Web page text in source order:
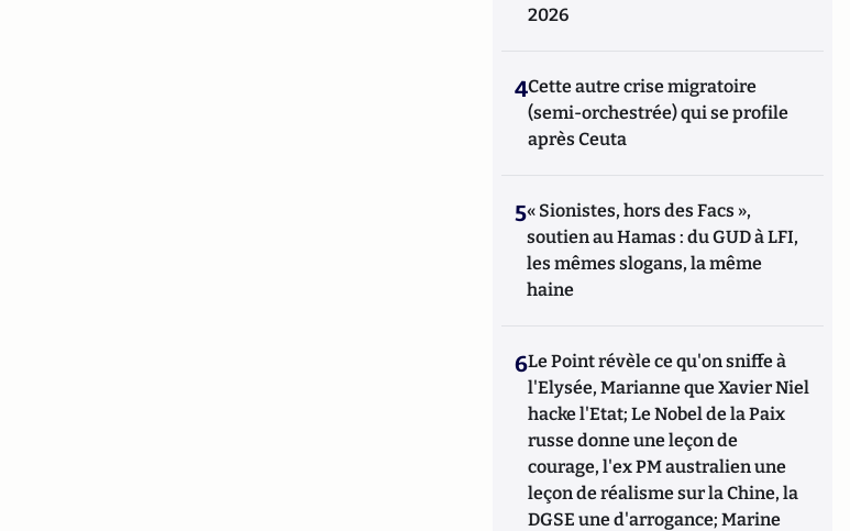
2026
4Cette autre crise migratoire
(semi-orchestrée) qui se profile
après Ceuta
5« Sionistes, hors des Facs »,
soutien au Hamas : du GUD à LFI,
les mêmes slogans, la même
haine
6Le Point révèle ce qu'on sniffe à
l'Elysée, Marianne que Xavier Niel
hacke l'Etat; Le Nobel de la Paix
russe donne une leçon de
courage, l'ex PM australien une
leçon de réalisme sur la Chine, la
DGSE une d'arrogance; Marine